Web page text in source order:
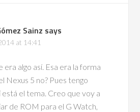
Sainz says
at 14:41
era algo así. Esa era la forma
Nexus 5 no? Pues tengo
está el tema. Creo que voy a
de ROM para el G Watch,